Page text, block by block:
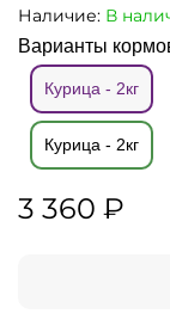
Наличие: В
Варианты
Курица - 2кг
Курица - 2кг
3 360 ₽